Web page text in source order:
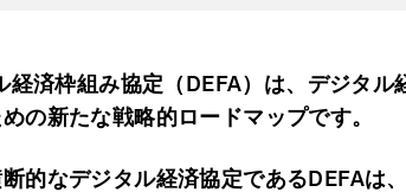
経済枠組み協定（DEFA）は、デジタル
の新たな戦略的ロードマップです。
的なデジタル経済協定であるDEFAは